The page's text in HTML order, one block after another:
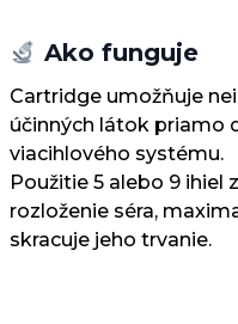
Ako funguje
Cartridge umožňuje
účinných látok priamo
viacihlového systému.
Použitie 5 alebo 9 ihiel
rozloženie séra,
skracuje jeho trvanie.